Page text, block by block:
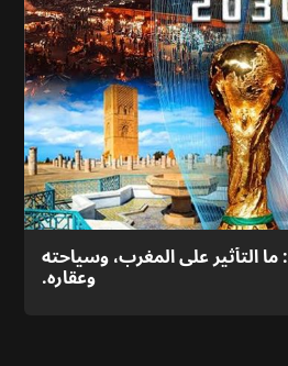
كأس العالم 2030: ما التأثير على المغرب، وسياحته
وعقاره.